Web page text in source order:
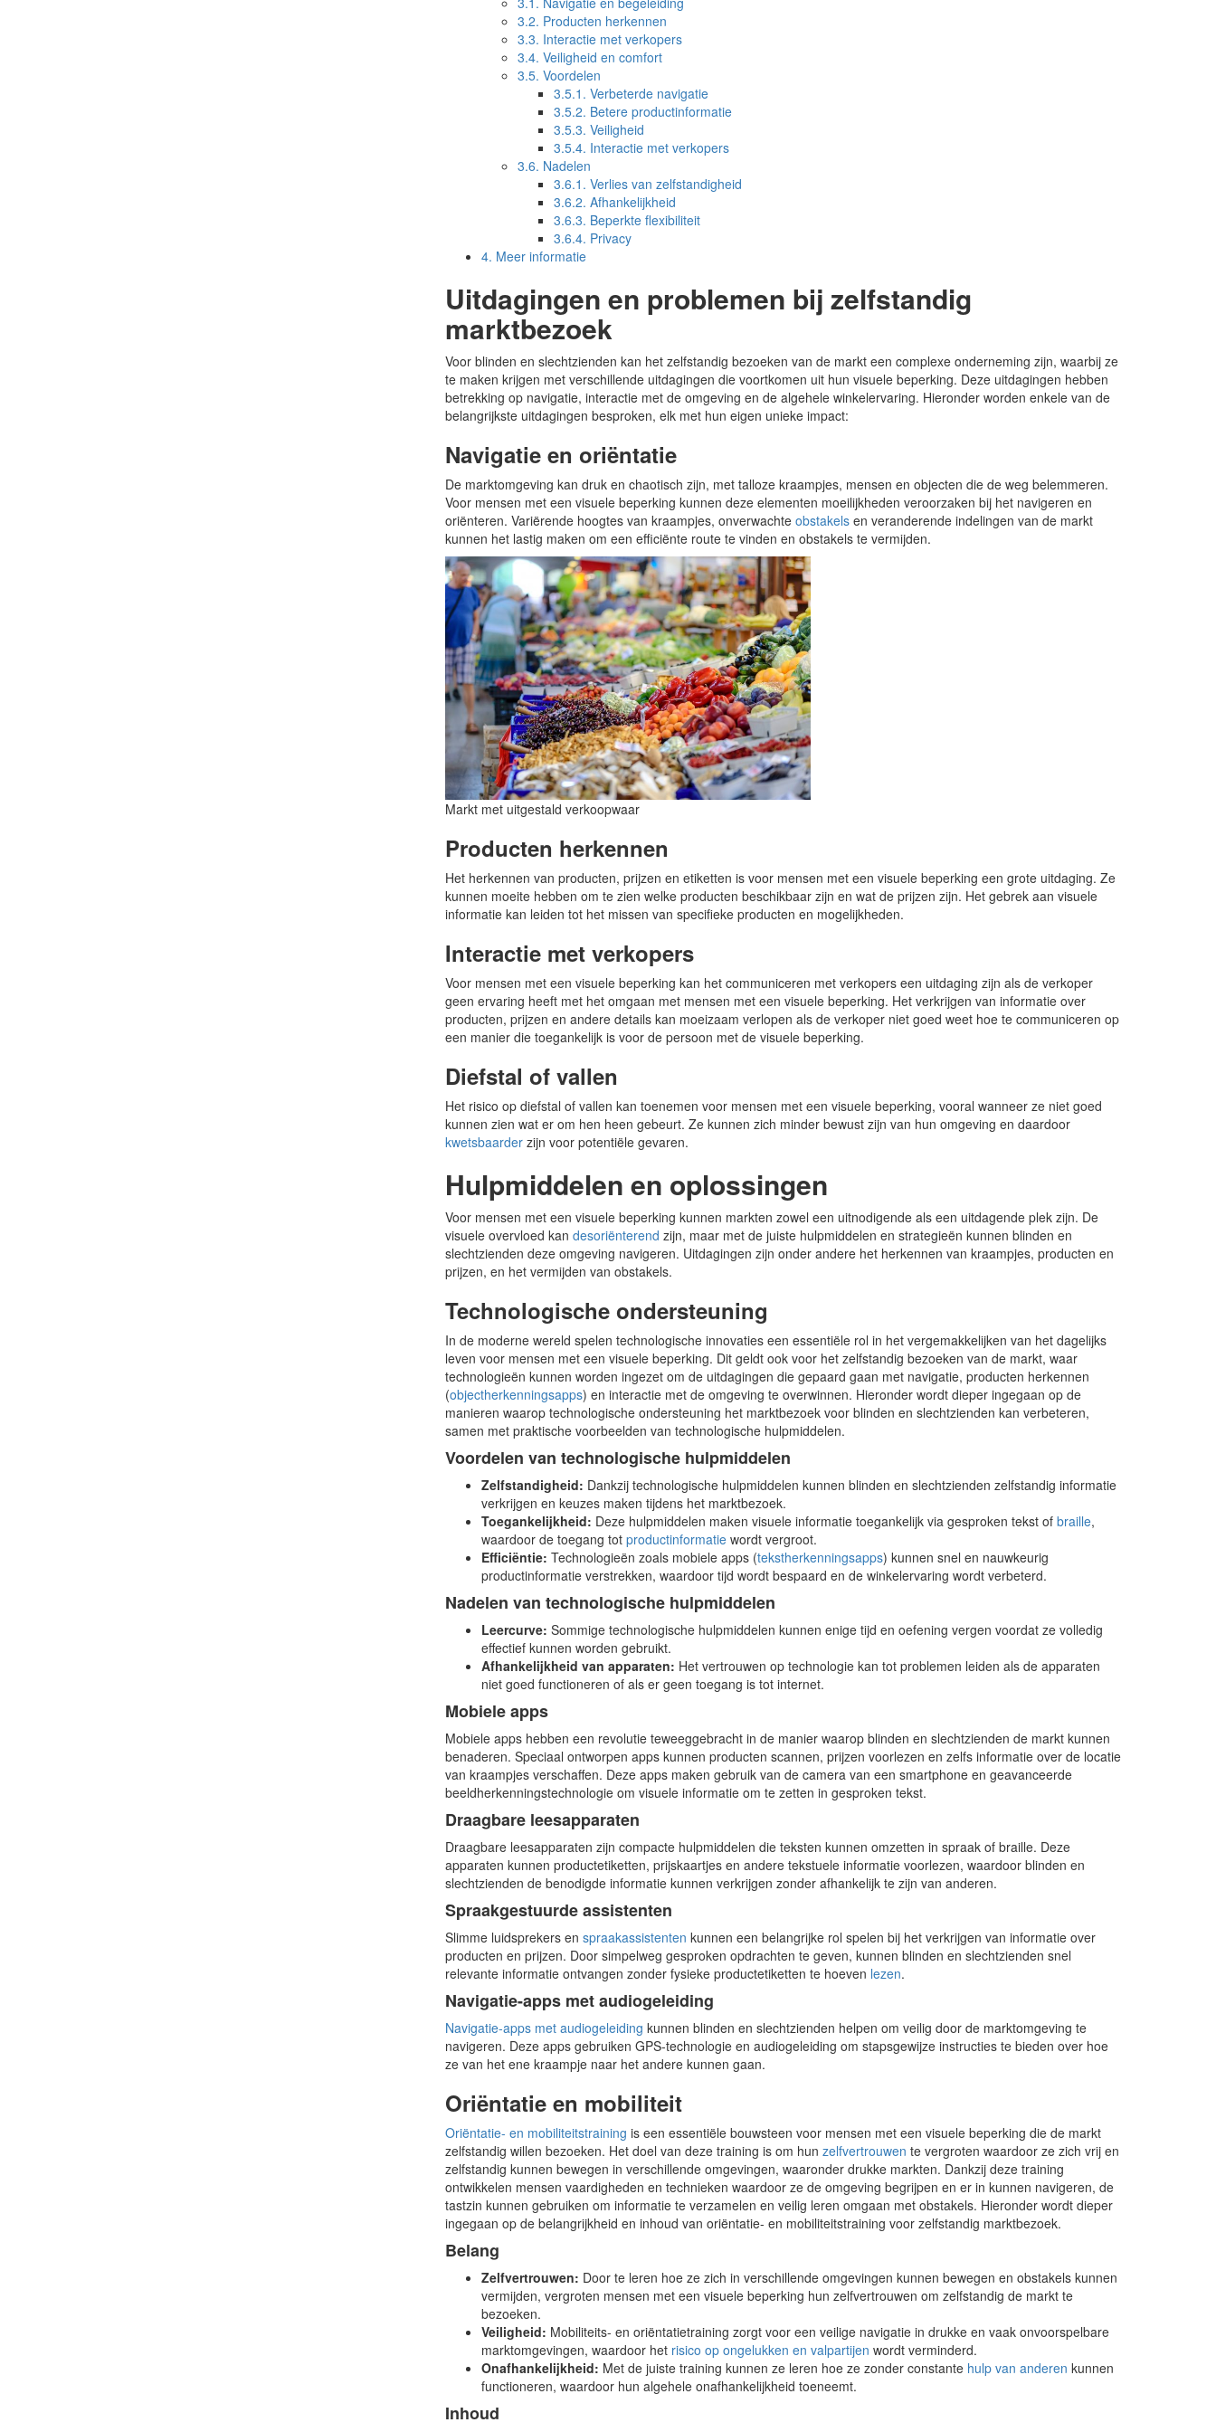
3.2. Producten herkennen
3.3. Interactie met verkopers
3.4. Veiligheid en comfort
3.5. Voordelen
3.5.1. Verbeterde navigatie
3.5.2. Betere productinformatie
3.5.3. Veiligheid
3.5.4. Interactie met verkopers
3.6. Nadelen
3.6.1. Verlies van zelfstandigheid
3.6.2. Afhankelijkheid
3.6.3. Beperkte flexibiliteit
3.6.4. Privacy
4. Meer informatie
Uitdagingen en problemen bij zelfstandig
marktbezoek
Voor blinden en slechtzienden kan het zelfstandig bezoeken van de markt een complexe onderneming zijn, waarbij ze
te maken krijgen met verschillende uitdagingen die voortkomen uit hun visuele beperking. Deze uitdagingen hebben
betrekking op navigatie, interactie met de omgeving en de algehele winkelervaring. Hieronder worden enkele van de
belangrijkste uitdagingen besproken, elk met hun eigen unieke impact:
Navigatie en oriëntatie
De marktomgeving kan druk en chaotisch zijn, met talloze kraampjes, mensen en objecten die de weg belemmeren.
Voor mensen met een visuele beperking kunnen deze elementen moeilijkheden veroorzaken bij het navigeren en
oriënteren. Variërende hoogtes van kraampjes, onverwachte obstakels en veranderende indelingen van de markt
kunnen het lastig maken om een efficiënte route te vinden en obstakels te vermijden.
Markt met uitgestald verkoopwaar
Producten herkennen
Het herkennen van producten, prijzen en etiketten is voor mensen met een visuele beperking een grote uitdaging. Ze
kunnen moeite hebben om te zien welke producten beschikbaar zijn en wat de prijzen zijn. Het gebrek aan visuele
informatie kan leiden tot het missen van specifieke producten en mogelijkheden.
Interactie met verkopers
Voor mensen met een visuele beperking kan het communiceren met verkopers een uitdaging zijn als de verkoper
geen ervaring heeft met het omgaan met mensen met een visuele beperking. Het verkrijgen van informatie over
producten, prijzen en andere details kan moeizaam verlopen als de verkoper niet goed weet hoe te communiceren op
een manier die toegankelijk is voor de persoon met de visuele beperking.
Diefstal of vallen
Het risico op diefstal of vallen kan toenemen voor mensen met een visuele beperking, vooral wanneer ze niet goed
kunnen zien wat er om hen heen gebeurt. Ze kunnen zich minder bewust zijn van hun omgeving en daardoor
kwetsbaarder zijn voor potentiële gevaren.
Hulpmiddelen en oplossingen
Voor mensen met een visuele beperking kunnen markten zowel een uitnodigende als een uitdagende plek zijn. De
visuele overvloed kan desoriënterend zijn, maar met de juiste hulpmiddelen en strategieën kunnen blinden en
slechtzienden deze omgeving navigeren. Uitdagingen zijn onder andere het herkennen van kraampjes, producten en
prijzen, en het vermijden van obstakels.
Technologische ondersteuning
In de moderne wereld spelen technologische innovaties een essentiële rol in het vergemakkelijken van het dagelijks
leven voor mensen met een visuele beperking. Dit geldt ook voor het zelfstandig bezoeken van de markt, waar
technologieën kunnen worden ingezet om de uitdagingen die gepaard gaan met navigatie, producten herkennen
(objectherkenningsapps) en interactie met de omgeving te overwinnen. Hieronder wordt dieper ingegaan op de
manieren waarop technologische ondersteuning het marktbezoek voor blinden en slechtzienden kan verbeteren,
samen met praktische voorbeelden van technologische hulpmiddelen.
Voordelen van technologische hulpmiddelen
Zelfstandigheid: Dankzij technologische hulpmiddelen kunnen blinden en slechtzienden zelfstandig informatie
verkrijgen en keuzes maken tijdens het marktbezoek.
Toegankelijkheid: Deze hulpmiddelen maken visuele informatie toegankelijk via gesproken tekst of braille,
waardoor de toegang tot productinformatie wordt vergroot.
Efficiëntie: Technologieën zoals mobiele apps (tekstherkenningsapps) kunnen snel en nauwkeurig
productinformatie verstrekken, waardoor tijd wordt bespaard en de winkelervaring wordt verbeterd.
Nadelen van technologische hulpmiddelen
Leercurve: Sommige technologische hulpmiddelen kunnen enige tijd en oefening vergen voordat ze volledig
effectief kunnen worden gebruikt.
Afhankelijkheid van apparaten: Het vertrouwen op technologie kan tot problemen leiden als de apparaten
niet goed functioneren of als er geen toegang is tot internet.
Mobiele apps
Mobiele apps hebben een revolutie teweeggebracht in de manier waarop blinden en slechtzienden de markt kunnen
benaderen. Speciaal ontworpen apps kunnen producten scannen, prijzen voorlezen en zelfs informatie over de locatie
van kraampjes verschaffen. Deze apps maken gebruik van de camera van een smartphone en geavanceerde
beeldherkenningstechnologie om visuele informatie om te zetten in gesproken tekst.
Draagbare leesapparaten
Draagbare leesapparaten zijn compacte hulpmiddelen die teksten kunnen omzetten in spraak of braille. Deze
apparaten kunnen productetiketten, prijskaartjes en andere tekstuele informatie voorlezen, waardoor blinden en
slechtzienden de benodigde informatie kunnen verkrijgen zonder afhankelijk te zijn van anderen.
Spraakgestuurde assistenten
Slimme luidsprekers en spraakassistenten kunnen een belangrijke rol spelen bij het verkrijgen van informatie over
producten en prijzen. Door simpelweg gesproken opdrachten te geven, kunnen blinden en slechtzienden snel
relevante informatie ontvangen zonder fysieke productetiketten te hoeven lezen.
Navigatie-apps met audiogeleiding
Navigatie-apps met audiogeleiding kunnen blinden en slechtzienden helpen om veilig door de marktomgeving te
navigeren. Deze apps gebruiken GPS-technologie en audiogeleiding om stapsgewijze instructies te bieden over hoe
ze van het ene kraampje naar het andere kunnen gaan.
Oriëntatie en mobiliteit
Oriëntatie- en mobiliteitstraining is een essentiële bouwsteen voor mensen met een visuele beperking die de markt
zelfstandig willen bezoeken. Het doel van deze training is om hun zelfvertrouwen te vergroten waardoor ze zich vrij en
zelfstandig kunnen bewegen in verschillende omgevingen, waaronder drukke markten. Dankzij deze training
ontwikkelen mensen vaardigheden en technieken waardoor ze de omgeving begrijpen en er in kunnen navigeren, de
tastzin kunnen gebruiken om informatie te verzamelen en veilig leren omgaan met obstakels. Hieronder wordt dieper
ingegaan op de belangrijkheid en inhoud van oriëntatie- en mobiliteitstraining voor zelfstandig marktbezoek.
Belang
Zelfvertrouwen: Door te leren hoe ze zich in verschillende omgevingen kunnen bewegen en obstakels kunnen
vermijden, vergroten mensen met een visuele beperking hun zelfvertrouwen om zelfstandig de markt te
bezoeken.
Veiligheid: Mobiliteits- en oriëntatietraining zorgt voor een veilige navigatie in drukke en vaak onvoorspelbare
marktomgevingen, waardoor het risico op ongelukken en valpartijen wordt verminderd.
Onafhankelijkheid: Met de juiste training kunnen ze leren hoe ze zonder constante hulp van anderen kunnen
functioneren, waardoor hun algehele onafhankelijkheid toeneemt.
Inhoud